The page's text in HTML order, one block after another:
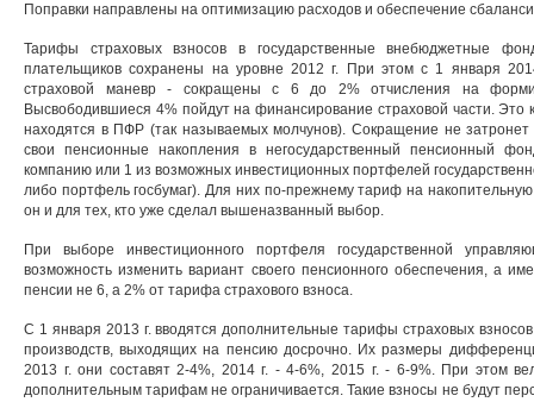
Поправки направлены на оптимизацию расходов и обеспечение
Тарифы страховых взносов в государственные внебюджетные
плательщиков сохранены на уровне 2012 г. При этом с 1 января
страховой маневр - сокращены с 6 до 2% отчисления на
Высвободившиеся 4% пойдут на финансирование страховой части. Это
находятся в ПФР (так называемых молчунов). Сокращение не
свои пенсионные накопления в негосударственный пенсионный
компанию или 1 из возможных инвестиционных портфелей
либо портфель госбумаг). Для них по-прежнему тариф на
он и для тех, кто уже сделал вышеназванный выбор.
При выборе инвестиционного портфеля государственной
возможность изменить вариант своего пенсионного обеспечения, а
пенсии не 6, а 2% от тарифа страхового взноса.
С 1 января 2013 г. вводятся дополнительные тарифы страховых
производств, выходящих на пенсию досрочно. Их размеры
2013 г. они составят 2-4%, 2014 г. - 4-6%, 2015 г. - 6-9%. При этом
дополнительным тарифам не ограничивается. Такие взносы не будут